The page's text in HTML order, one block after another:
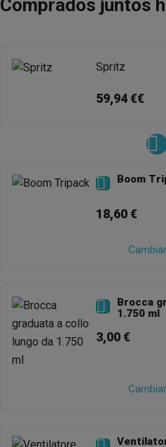
Comprados juntos
Spritz
59,94 €€
 Boom
18,60 €
Cambiar

Brocca
1.750 ml
3,00 €
Cambiar